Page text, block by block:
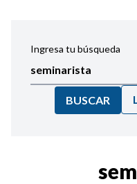
Ingresa tu búsqueda
BUSCAR